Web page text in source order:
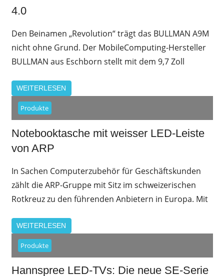
4.0
Den Beinamen „Revolution“ trägt das BULLMAN A9M
nicht ohne Grund. Der MobileComputing-Hersteller
BULLMAN aus Eschborn stellt mit dem 9,7 Zoll
WEITERLESEN
Produkte
Notebooktasche mit weisser LED-Leiste
von ARP
In Sachen Computerzubehör für Geschäftskunden
zählt die ARP-Gruppe mit Sitz im schweizerischen
Rotkreuz zu den führenden Anbietern in Europa. Mit
WEITERLESEN
Produkte
Hannspree LED-TVs: Die neue SE-Serie